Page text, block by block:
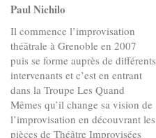
Paul Nichilo
Il commence l’improvisation
théâtrale à Grenoble en 2007
puis se forme auprès de différents
intervenants et c’est en entrant
dans la Troupe Les Quand
Mêmes qu’il change sa vision de
l’improvisation en découvrant les
pièces de Théâtre Improvisées